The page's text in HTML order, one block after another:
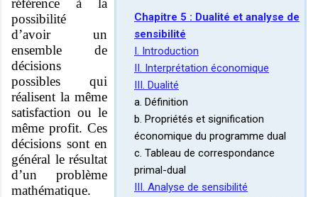
Chapitre 5 : Dualité et analyse de
sensibilité
I. Introduction
II. Interprétation économique
III. Dualité
a. Définition
b. Propriétés et signification
économique du programme dual
c. Tableau de correspondance
primal-dual
III. Analyse de sensibilité
possibilité
d’avoir un
ensemble de
décisions
possibles qui
réalisent la même
satisfaction ou le
même profit. Ces
décisions sont en
général le résultat
d’un problème
mathématique.